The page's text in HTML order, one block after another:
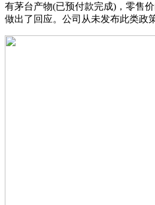
有茅台产物(已预付款完成)，零售
做出了回应。公司从未发布此类政策